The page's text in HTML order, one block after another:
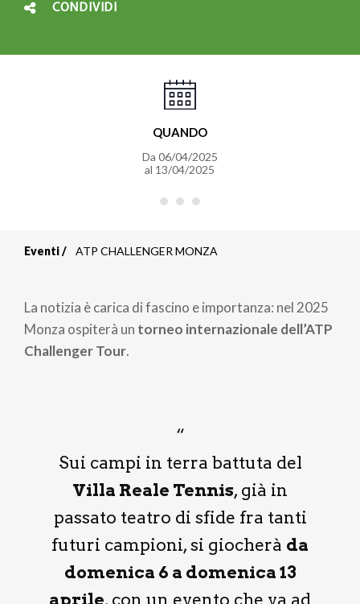
CONDIVIDI
QUANDO
Da 06/04/2025
al 13/04/2025
di
pane
Eventi ATP CHALLENGER MONZA
La notizia è carica di fascino e importanza: nel 2025
Monza ospiterà un torneo internazionale dell’ATP
Challenger Tour.
Sui campi in terra battuta del
Villa Reale Tennis, già in
passato teatro di sfide fra tanti
futuri campioni, si giocherà da
domenica 6 a domenica 13
aprile, con un evento che va ad